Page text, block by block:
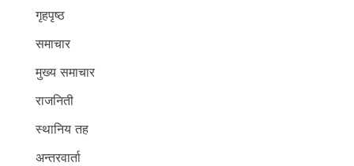
गृहपृष्ठ
समाचार
मुख्य समाचार
राजनिती
स्थानिय तह
अन्तरवार्ता